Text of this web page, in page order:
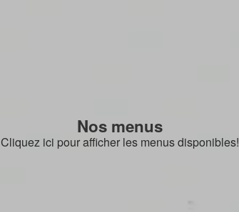
Nos menus
Cliquez ici pour afficher les menus disponibles!